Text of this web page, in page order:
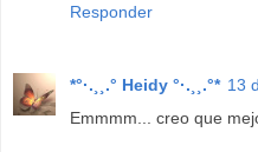
Responder
*°·.¸¸.° Heidy °·.¸¸.°* 13
Emmmm... creo que